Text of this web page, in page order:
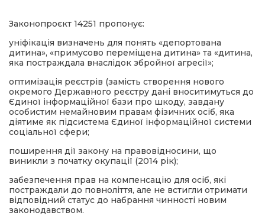
місія
Законопроєкт 14251 пропонує:
уніфікація визначень для понять «депортована
дитина», «примусово переміщена дитина» та «дитина,
яка постраждала внаслідок збройної агресії»;
оптимізація реєстрів (замість створення нового
окремого Державного реєстру дані вноситимуться до
Єдиної інформаційної бази про шкоду, завдану
особистим немайновим правам фізичних осіб, яка
діятиме як підсистема Єдиної інформаційної системи
соціальної сфери;
поширення дії закону на правовідносини, що
виникли з початку окупації (2014 рік);
забезпечення прав на компенсацію для осіб, які
постраждали до повноліття, але не встигли отримати
відповідний статус до набрання чинності новим
законодавством.